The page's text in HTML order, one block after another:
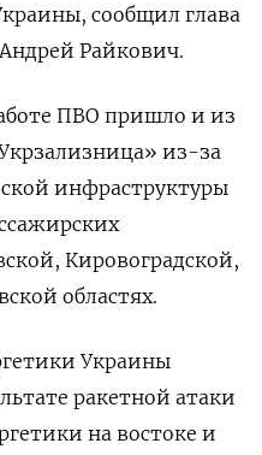
сообщил глава
Райкович.
ПВО пришло и из
из-за
инфраструктуры
Кировоградской,
областях.
Украины
ракетной атаки
на востоке и